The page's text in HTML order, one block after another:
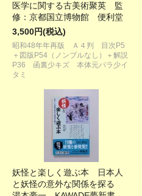
医学に関する古美術聚英 監
修：京都国立博物館 便利堂
3,500円(税込)
昭和48年年再版 Ａ４判 目次P5
＋図版P54（ノンブルなし）＋解説
P36 函裏少キズ 本体元パラ少イ
タミ
妖怪と楽しく遊ぶ本 日本人
と妖怪の意外な関係を探る